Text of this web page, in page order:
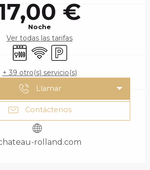
€
Noche
Ver todas las tarifas
Lavavajillas
Wifi Aparcamiento
+ 39 otro(s) servicio(s)
Llamar
Contáctenos
rolland.com